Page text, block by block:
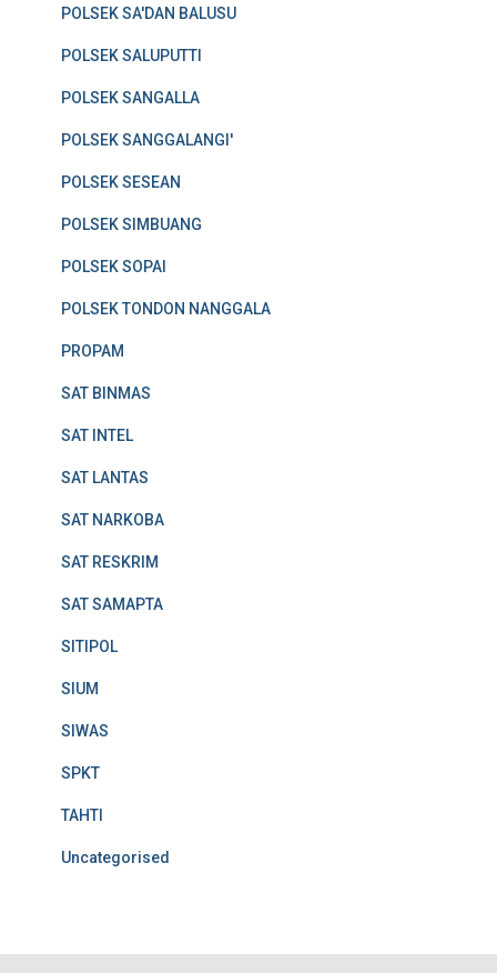
POLSEK SA'DAN BALUSU
POLSEK SALUPUTTI
POLSEK SANGALLA
POLSEK SANGGALANGI'
POLSEK SESEAN
POLSEK SIMBUANG
POLSEK SOPAI
POLSEK TONDON NANGGALA
PROPAM
SAT BINMAS
SAT INTEL
SAT LANTAS
SAT NARKOBA
SAT RESKRIM
SAT SAMAPTA
SITIPOL
SIUM
SIWAS
SPKT
TAHTI
Uncategorised